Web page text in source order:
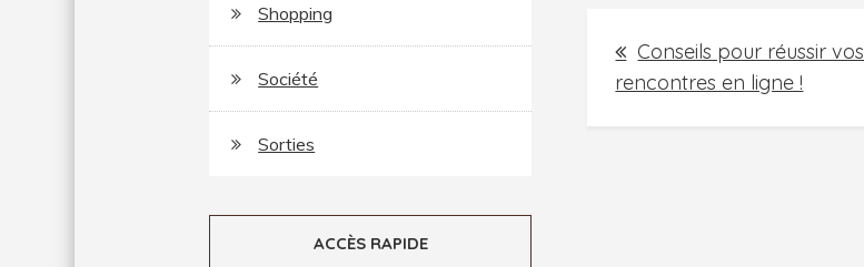
Navigation
de
Conseils pour réussir vos
rencontres en ligne !
Shopping
Société
Sorties
ACCÈS RAPIDE